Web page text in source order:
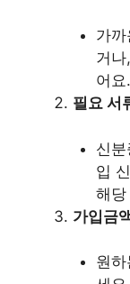
가
거
어요.
필요 서
신
입
해당
가입금
원